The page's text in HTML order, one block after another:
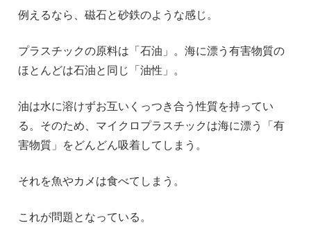
例えるなら、磁石と砂鉄のような感じ。
プラスチックの原料は「石油」。海に漂う有害物質の
ほとんどは石油と同じ「油性」。
油は水に溶けずお互いくっつき合う性質を持ってい
る。そのため、マイクロプラスチックは海に漂う「有
害物質」をどんどん吸着してしまう。
それを魚やカメは食べてしまう。
これが問題となっている。